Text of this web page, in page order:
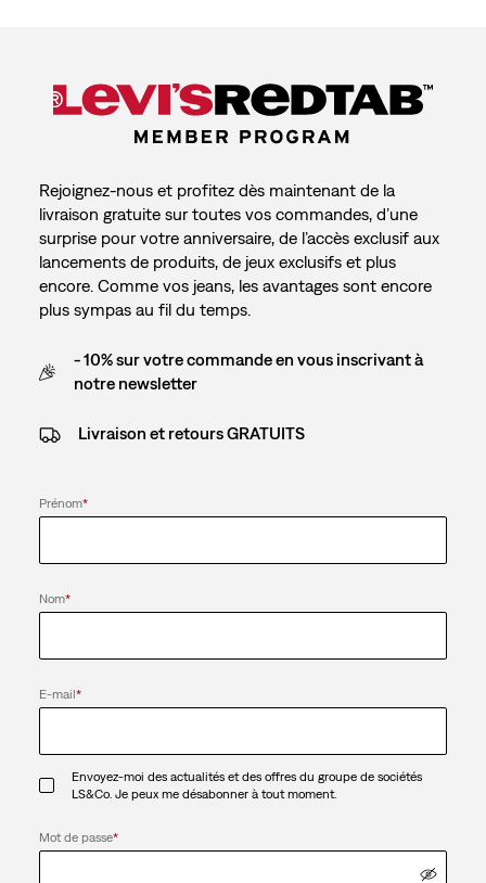
Rejoignez-nous et profitez dès maintenant de la
livraison gratuite sur toutes vos commandes, d’une
surprise pour votre anniversaire, de l’accès exclusif aux
lancements de produits, de jeux exclusifs et plus
encore. Comme vos jeans, les avantages sont encore
plus sympas au fil du temps.
- 10% sur votre commande en vous inscrivant à
notre newsletter
Livraison et retours GRATUITS
Prénom*
Nom*
E-mail*
Envoyez-moi des actualités et des offres du groupe de sociétés
LS&Co. Je peux me désabonner à tout moment.
Mot de passe*